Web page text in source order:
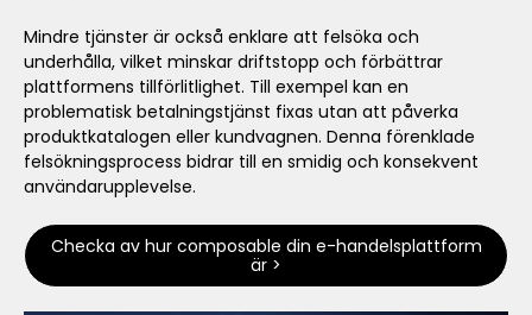
Mindre tjänster är också enklare att felsöka och
underhålla, vilket minskar driftstopp och förbättrar
plattformens tillförlitlighet. Till exempel kan en
problematisk betalningstjänst fixas utan att påverka
produktkatalogen eller kundvagnen. Denna förenklade
felsökningsprocess bidrar till en smidig och konsekvent
användarupplevelse.
Checka av hur composable din e-handelsplattform
är >